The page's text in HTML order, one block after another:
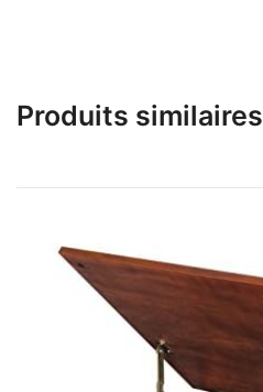
Produits similaires